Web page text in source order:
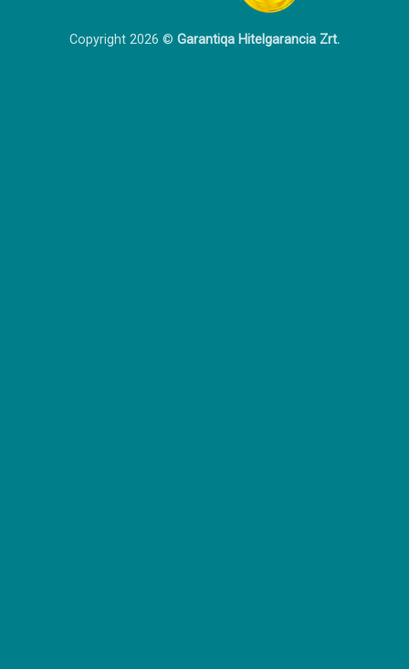
Copyright 2026 © Garantiqa Hitelgarancia Zrt.